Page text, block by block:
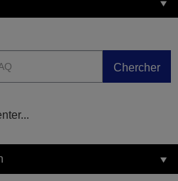
Chercher